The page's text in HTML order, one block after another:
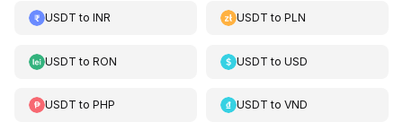
USDT to INR USDT toPLN
USDT to RON USDT toUSD
USDT to PHP USDT toVND